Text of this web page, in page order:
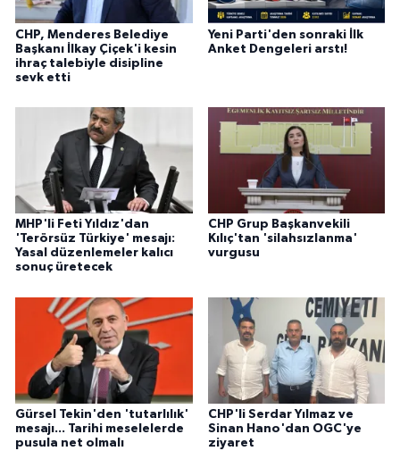
CHP, Menderes Belediye
Başkanı İlkay Çiçek'i kesin
ihraç talebiyle disipline
sevk etti
Yeni Parti'den sonraki İlk
Anket Dengeleri arstı!
MHP'li Feti Yıldız'dan
'Terörsüz Türkiye' mesajı:
Yasal düzenlemeler kalıcı
sonuç üretecek
CHP Grup Başkanvekili
Kılıç'tan 'silahsızlanma'
vurgusu
Gürsel Tekin'den 'tutarlılık'
mesajı... Tarihi meselelerde
pusula net olmalı
CHP'li Serdar Yılmaz ve
Sinan Hano'dan OGC'ye
ziyaret